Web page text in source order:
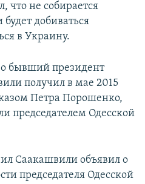
что не собирается
добиваться
в Украину.
бывший президент
получил в мае 2015
Петра Порошенко,
председателем Одесской
Саакашвили объявил о
председателя Одесской